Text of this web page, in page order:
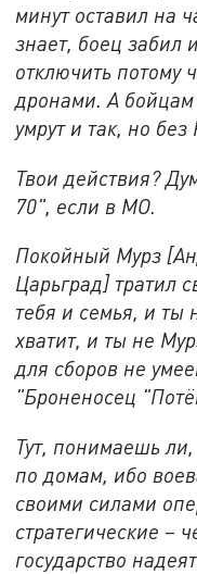
минут оставил на
знает, боец забил
отключить потому
дронами. А
умрут и так, но
Твои действия?
70", если в МО.
Покойный Мурз
Царьград] тратил
тебя и семья, и ты
хватит, и ты не
для сборов не
"Броненосец
Тут, понимаешь
по домам, ибо
своими силами
стратегические –
государство